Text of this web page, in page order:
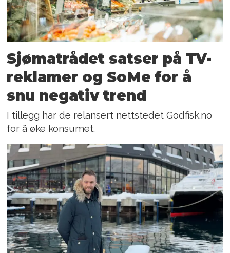
Sjømatrådet satser på TV-
reklamer og SoMe for å
snu negativ trend
I tillegg har de relansert nettstedet Godfisk.no
for å øke konsumet.